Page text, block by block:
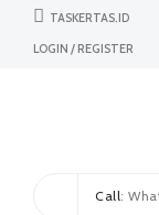
TASKERTAS.ID
LOGIN / REGISTER
Call: